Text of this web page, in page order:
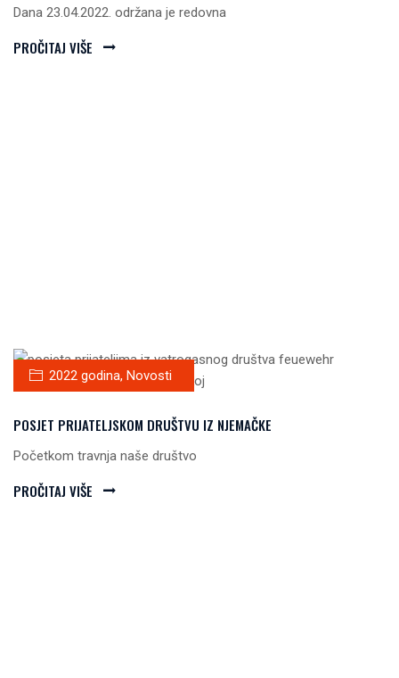
Dana 23.04.2022. održana je redovna
PROČITAJ VIŠE
2022 godina, Novosti
POSJET PRIJATELJSKOM DRUŠTVU IZ NJEMAČKE
Početkom travnja naše društvo
PROČITAJ VIŠE